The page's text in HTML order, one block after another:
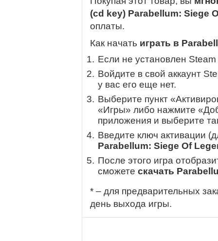
(cd key) Parabellum: Siege
оплаты.
Как начать играть в
Если не установлен
Войдите в свой аккаунт
у вас его еще нет.
Выберите пункт
«Игры» либо нажмите
приложения и выберите
Введите ключ активации
Parabellum: Siege Of
После этого игра
сможете скачать
* – для предварительных
день выхода игры.